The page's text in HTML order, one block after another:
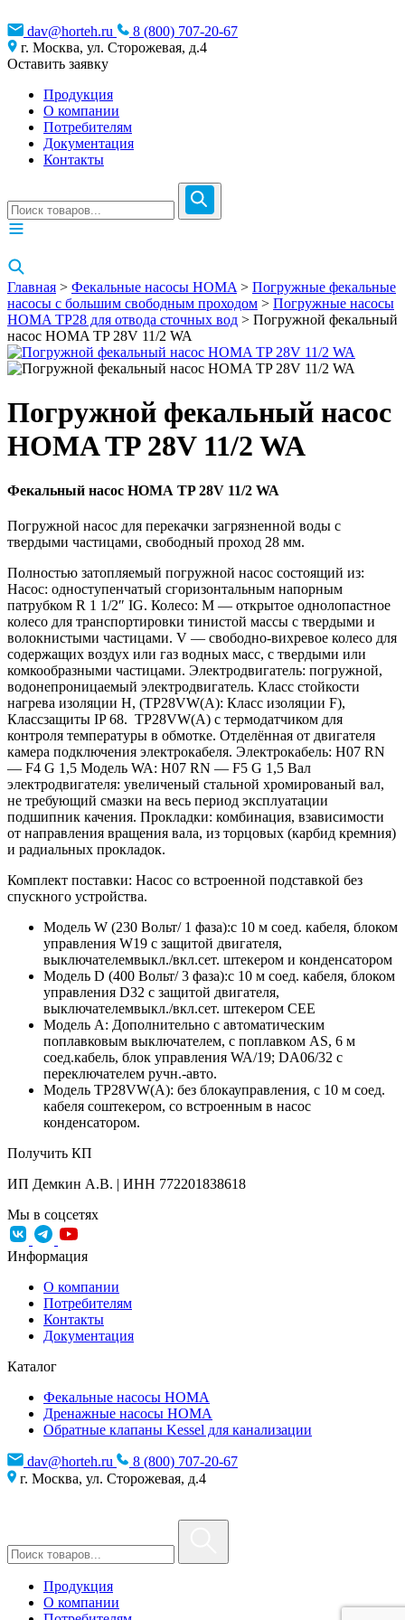
dav@horteh.ru
8 (800) 707-20-67
г. Москва, ул. Сторожевая, д.4
Оставить заявку
Продукция
О компании
Потребителям
Документация
Контакты
Главная > Фекальные насосы HOMA > Погружные фекальные
насосы с большим свободным проходом > Погружные насосы
HOMA TP28 для отвода сточных вод > Погружной фекальный
насос HOMA TP 28V 11/2 WA
Погружной фекальный насос
HOMA TP 28V 11/2 WA
Фекальный насос HOMA TP 28V 11/2 WA
Погружной насос для перекачки загрязненной воды c
твердыми частицами, свободный проход 28 мм.
Полностью затопляемый погружной насос состоящий из:
Насос: одноступенчатый сгоризонтальным напорным
патрубком R 1 1/2″ IG. Колесо: М — открытое однолопастное
колесо для транспортировки тинистой массы с твердыми и
волокнистыми частицами. V — свободно-вихревое колесо для
содержащих воздух или газ водных масс, с твердыми или
комкообразными частицами. Электродвигатель: погружной,
водонепроницаемый электродвигатель. Класс стойкости
нагрева изоляции H, (TP28VW(A): Класс изоляции F),
Классзащиты IP 68. TP28VW(A) с термодатчиком для
контроля температуры в обмотке. Отделённая от двигателя
камера подключения электрокабеля. Электрокабель: H07 RN
— F4 G 1,5 Модель WA: H07 RN — F5 G 1,5 Вал
электродвигателя: увеличеный стальной хромированый вал,
не требующий смазки на весь период эксплуатации
подшипник качения. Прокладки: комбинация, взависимости
от направления вращения вала, из торцовых (карбид кремния)
и радиальных прокладок.
Комплект поставки: Насос сo встроенной подставкой без
спускного устройства.
Модель W (230 Вольт/ 1 фаза):с 10 м соед. кабеля, блоком
управления W19 с защитой двигателя,
выключателемвыкл./вкл.сет. штекером и конденсатором
Модель D (400 Вольт/ 3 фаза):с 10 м соед. кабеля, блоком
управления D32 с защитой двигателя,
выключателемвыкл./вкл.сет. штекером СЕЕ
Модель A: Дополнительно с автоматическим
поплавковым выключателем, с поплавком AS, 6 м
соед.кабель, блок управления WA/19; DA06/32 с
переключателем ручн.-авто.
Модель TP28VW(A): без блокауправления, с 10 м соед.
кабеля соштекером, со встроенным в насос
конденсатором.
Получить КП
ИП Демкин А.В. | ИНН 772201838618
Мы в соцсетях
Информация
О компании
Потребителям
Контакты
Документация
Каталог
Фекальные насосы HOMA
Дренажные насосы HOMA
Обратные клапаны Kessel для канализации
dav@horteh.ru
8 (800) 707-20-67
г. Москва, ул. Сторожевая, д.4
Продукция
О компании